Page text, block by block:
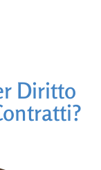
Diritto